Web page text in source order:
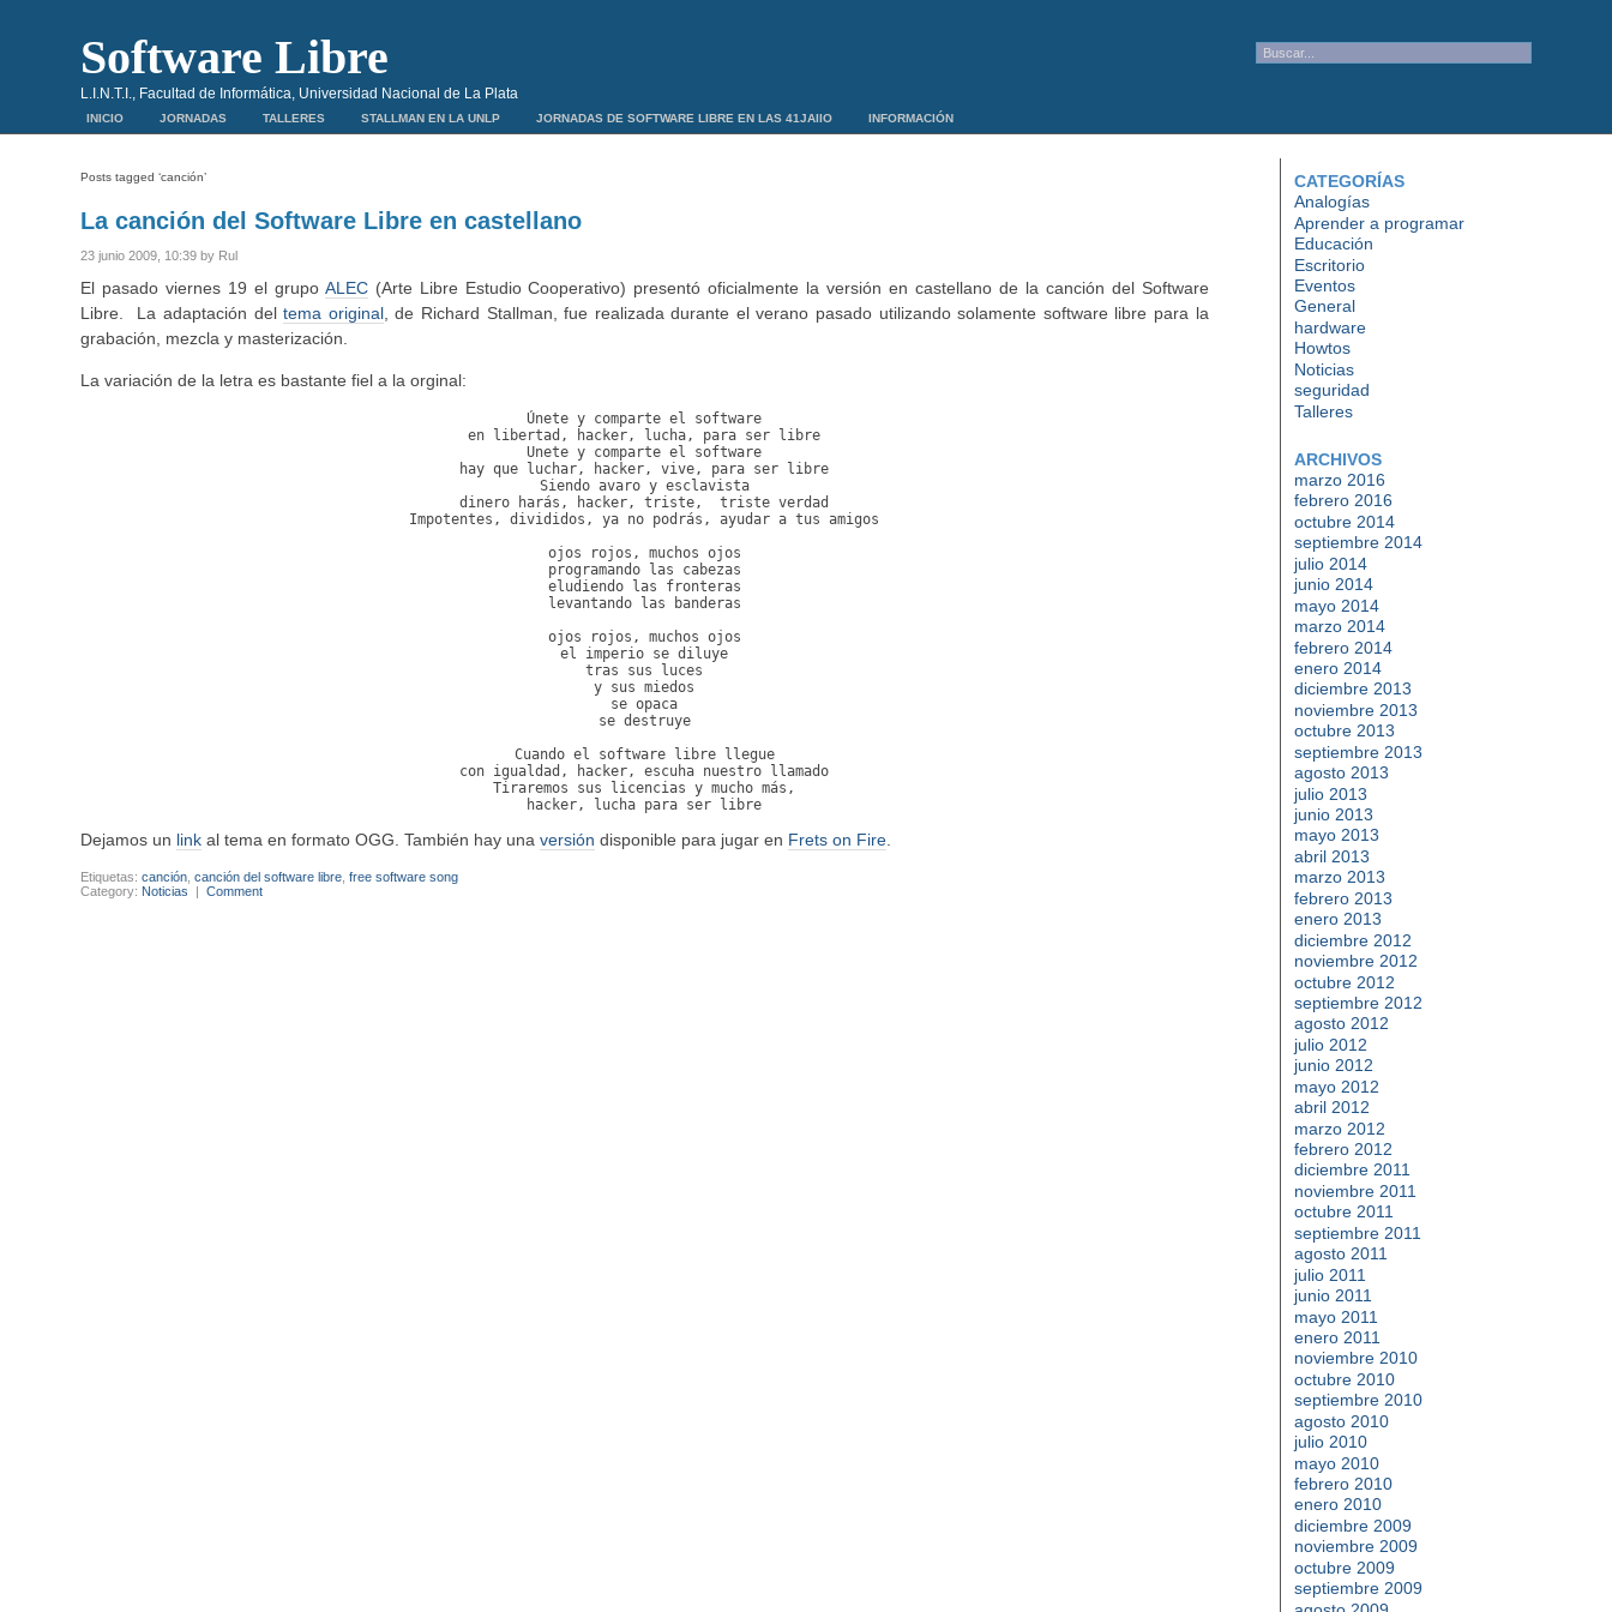
Software Libre
L.I.N.T.I., Facultad de Informática, Universidad Nacional de La Plata
INICIO JORNADAS TALLERES STALLMAN EN LA UNLP JORNADAS DE SOFTWARE LIBRE EN LAS 41JAIIO INFORMACIÓN
Posts tagged ‘canción’
La canción del Software Libre en castellano
23 junio 2009, 10:39 by Rul
El pasado viernes 19 el grupo ALEC(Arte Libre Estudio Cooperativo) presentó oficialmente la versión en castellano de la canción del Software
Libre. La adaptación deltema original, de Richard Stallman, fue realizada durante el verano pasado utilizando solamente software libre para la
grabación, mezcla y masterización.
La variación de la letra es bastante fiel a la orginal:
Únete y comparte el software
en libertad, hacker, lucha, para ser libre
Unete y comparte el software
hay que luchar, hacker, vive, para ser libre
Siendo avaro y esclavista
dinero harás, hacker, triste,  triste verdad
Impotentes, divididos, ya no podrás, ayudar a tus amigos
ojos rojos, muchos ojos
programando las cabezas
eludiendo las fronteras
levantando las banderas
ojos rojos, muchos ojos
el imperio se diluye
tras sus luces
y sus miedos
se opaca
se destruye
Cuando el software libre llegue
con igualdad, hacker, escuha nuestro llamado
Tiraremos sus licencias y mucho más,
hacker, lucha para ser libre
Dejamos un link al tema en formato OGG. También hay unaversión disponible para jugar en Frets on Fire
Etiquetas:canción ,canción del software libre ,free software song
Category: Noticias |Comment
CATEGORÍAS
Analogías
Aprender a programar
Educación
Escritorio
Eventos
General
hardware
Howtos
Noticias
seguridad
Talleres
ARCHIVOS
marzo 2016
febrero 2016
octubre 2014
septiembre 2014
julio 2014
junio 2014
mayo 2014
marzo 2014
febrero 2014
enero 2014
diciembre 2013
noviembre 2013
octubre 2013
septiembre 2013
agosto 2013
julio 2013
junio 2013
mayo 2013
abril 2013
marzo 2013
febrero 2013
enero 2013
diciembre 2012
noviembre 2012
octubre 2012
septiembre 2012
agosto 2012
julio 2012
junio 2012
mayo 2012
abril 2012
marzo 2012
febrero 2012
diciembre 2011
noviembre 2011
octubre 2011
septiembre 2011
agosto 2011
julio 2011
junio 2011
mayo 2011
enero 2011
noviembre 2010
octubre 2010
septiembre 2010
agosto 2010
julio 2010
mayo 2010
febrero 2010
enero 2010
diciembre 2009
noviembre 2009
octubre 2009
septiembre 2009